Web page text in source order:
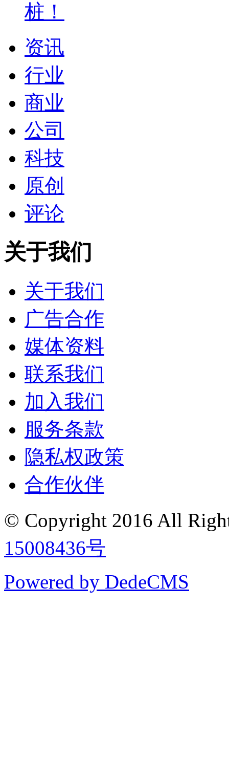
桩！
资讯
行业
商业
公司
科技
原创
评论
关于我们
关于我们
广告合作
媒体资料
联系我们
加入我们
服务条款
隐私权政策
合作伙伴
© Copyright 2016 All
15008436号
Powered by DedeCMS